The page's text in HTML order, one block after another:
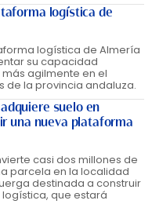
logística de
logística de Almería
su capacidad
agilmente en el
de la provincia andaluza.
suelo en
una nueva plataforma
casi dos millones de
parcela en la localidad
destinada a construir
que estará